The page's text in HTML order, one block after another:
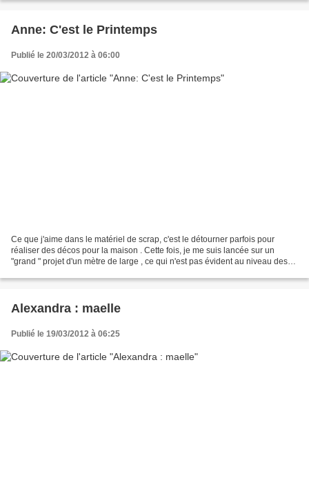
Anne: C'est le Printemps
Publié le 20/03/2012 à 06:00
Ce que j'aime dans le matériel de scrap, c'est le détourner parfois pour
réaliser des décos pour la maison . Cette fois, je me suis lancée sur un
"grand " projet d'un mètre de large , ce qui n'est pas évident au niveau des
Alexandra : maelle
Publié le 19/03/2012 à 06:25